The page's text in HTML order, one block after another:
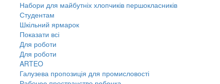
Набори для майбутніх хлопчиків першокласників
Студентам
Шкільний ярмарок
Показати всі
Для роботи
Для роботи
ARTEO
Галузева пропозиція для промисловості